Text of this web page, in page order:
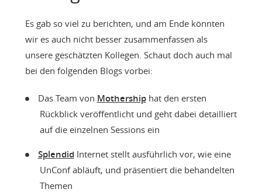
Es gab so viel zu berichten, und am Ende könnten
wir es auch nicht besser zusammenfassen als
unsere geschätzten Kollegen. Schaut doch auch mal
bei den folgenden Blogs vorbei:
Das Team von Mothershiphat den ersten
Rückblick veröffentlicht und geht dabei detailliert
auf die einzelnen Sessions ein
Splendid Internet stellt ausführlich vor, wie eine
UnConf abläuft, und präsentiert die behandelten
Themen